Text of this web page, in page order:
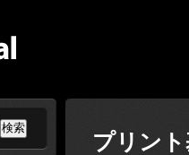
プリン